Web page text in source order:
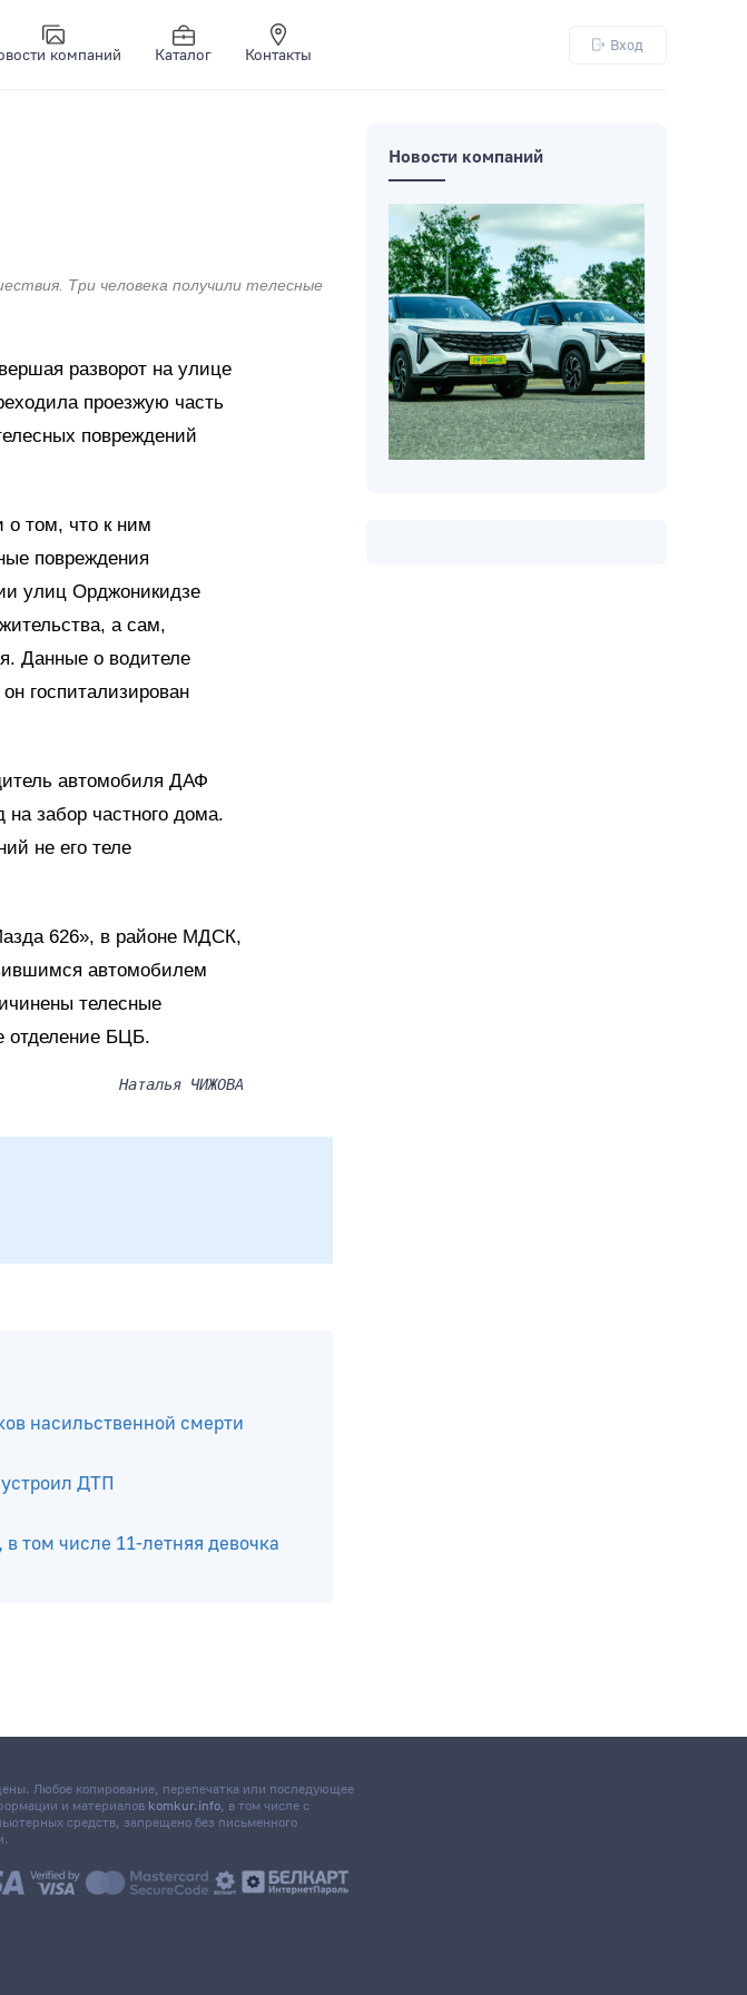
компаний Каталог Контакты
Вход
Три человека получили телесные
разворот на улице
проезжую часть
повреждений
о том, что к ним
повреждения
улиц Орджоникидзе
а сам,
Данные о водителе
госпитализирован
автомобиля ДАФ
забор частного дома.
не его теле
626», в районе МДСК,
автомобилем
телесные
отделение БЦБ.
Наталья ЧИЖОВА
насильственной смерти
Новости компаний
Любое копирование, перепечатка или последующее
и материаловkomkur.info, в том числе с